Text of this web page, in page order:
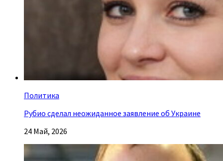
Политика
Рубио сделал неожиданное заявление об Украине
24 Май, 2026